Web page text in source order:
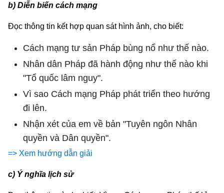
b) Diễn biến cách mạng
Đọc thông tin kết hợp quan sát hình ảnh, cho biết:
Cách mạng tư sản Pháp bùng nổ như thế nào.
Nhân dân Pháp đã hành động như thế nào khi
"Tổ quốc lâm nguy".
Vì sao Cách mạng Pháp phát triển theo hướng
đi lên.
Nhận xét của em về bản "Tuyên ngôn Nhân
quyền và Dân quyền".
=> Xem hướng dẫn giải
c) Ý nghĩa lịch sử